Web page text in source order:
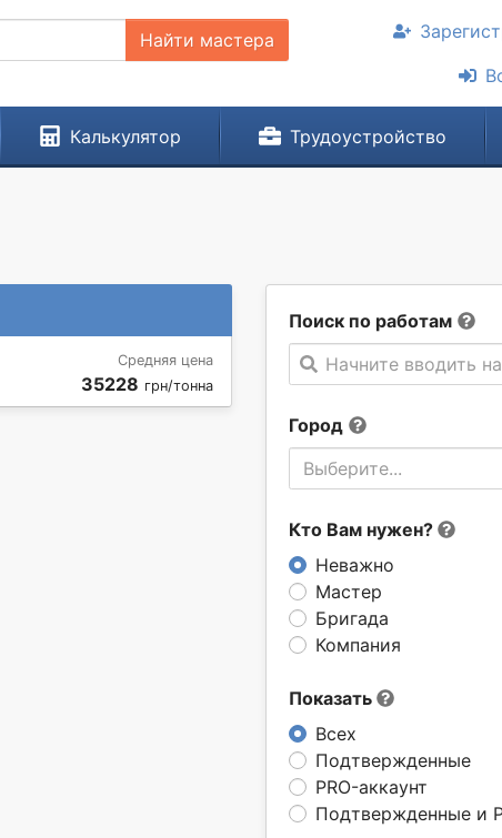
Найти мастера
Калькулятор Трудоустройство
Поиск по работам
Начните вводить
Город
Выберите...
Кто Вам нужен?
Неважно
Мастер
Бригада
Компания
Показать
Всех
Подтвержденные
PRO-аккаунт
Подтвержденные и
Средняя цена
35228 грн/тонна